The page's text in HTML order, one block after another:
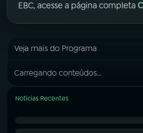
EBC, acesse a página completa
Veja mais do Programa
Carregando conteúdos...
Notícias Recentes